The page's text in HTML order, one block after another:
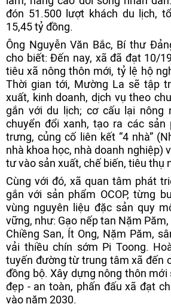
đón 51.500 lượt khách du lịch,
15,45 tỷ đồng.
Ông Nguyễn Văn Bắc, Bí thư
cho biết: Đến nay, xã đã đạt 10/
tiêu xã nông thôn mới, tỷ lệ hộ
Thời gian tới, Mường La sẽ tập
xuất, kinh doanh, dịch vụ theo
gắn với du lịch; cơ cấu lại nông
chuyển đổi xanh, tạo ra các sản
trưng, củng cố liên kết “4 nhà”
nhà khoa học, nhà doanh nghiệp)
tư vào sản xuất, chế biến, tiêu thụ
Cùng với đó, xã quan tâm phát
gắn với sản phẩm OCOP, từng
vùng nguyên liệu đặc sản quy
vững, như: Gạo nếp tan Nặm
Chiềng San, Ít Ong, Nặm Păm,
vải thiều chín sớm Pi Toong.
tuyến đường từ trung tâm xã đến
đồng bộ. Xây dựng nông thôn mới
đẹp - an toàn, phấn đấu xã đạt
vào năm 2030.